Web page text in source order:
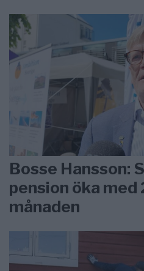
Bosse Hansson:
pension öka med
månaden